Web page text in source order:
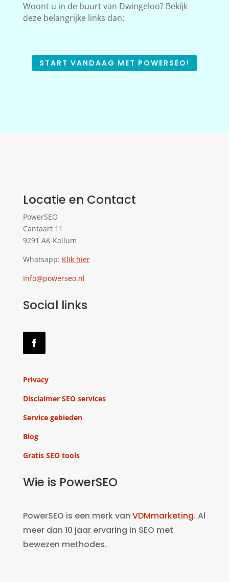
Woont u in de buurt van Dwingeloo? Bekijk
deze belangrijke links dan:
START VANDAAG MET POWERSEO!
Locatie en Contact
PowerSEO
Cantaart 11
9291 AK Kollum
Whatsapp: Klik hier
Info@powerseo.nl
Social links
Privacy
Disclaimer SEO services
Service gebieden
Blog
Gratis SEO tools
Wie is PowerSEO
PowerSEO is een merk van VDMmarketing. Al
meer dan 10 jaar ervaring in SEO met
bewezen methodes.